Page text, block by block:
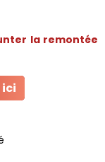
la remontée